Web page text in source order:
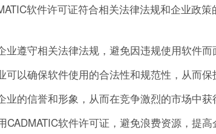
软件许可证符合相关法律法规和企业政
遵守相关法律法规，避免因违规使用软件而
以确保软件使用的合法性和规范性，从而保
的信誉和形象，从而在竞争激烈的市场中获
软件许可证，避免浪费资源，提高